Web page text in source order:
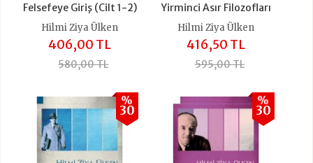
Felsefeye Giriş (Cilt 1-2)
Hilmi Ziya Ülken
406,00 TL
580,00 TL
Yirminci Asır Filozofları
Hilmi Ziya Ülken
416,50 TL
595,00 TL
%
30
%
30